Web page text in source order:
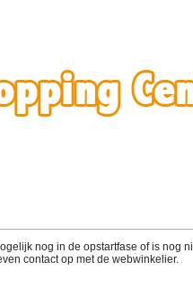
nog in de opstartfase of is nog
contact op met de webwinkelier.